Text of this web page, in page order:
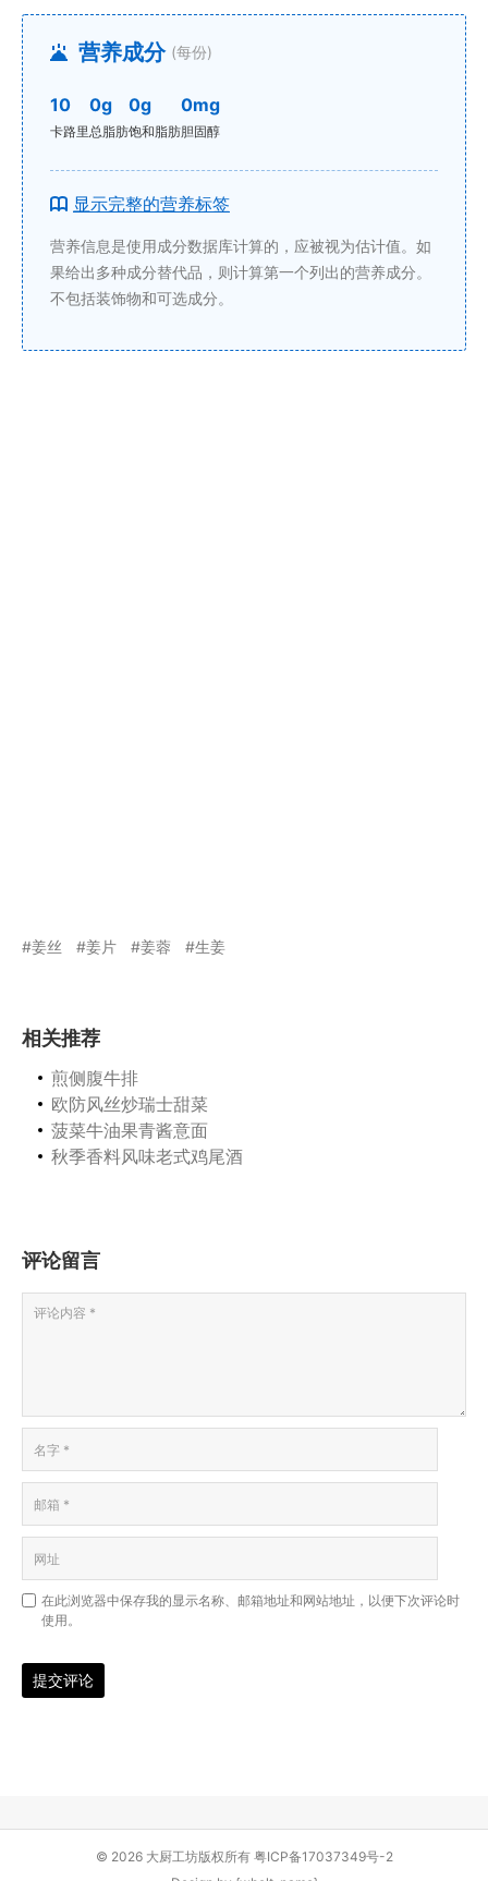
营养成分 (每份)
10
卡路里
0g
总脂肪
0g
饱和脂肪
0mg
胆固醇
显示完整的营养标签
营养信息是使用成分数据库计算的，应被视为估计值。如
果给出多种成分替代品，则计算第一个列出的营养成分。
不包括装饰物和可选成分。
姜丝 姜片 姜蓉 生姜
相关推荐
煎侧腹牛排
欧防风丝炒瑞士甜菜
菠菜牛油果青酱意面
秋季香料风味老式鸡尾酒
评论留言
在此浏览器中保存我的显示名称、邮箱地址和网站地址，以便下次评论时
使用。
提交评论
© 2026 大厨工坊版权所有 粤ICP备17037349号-2